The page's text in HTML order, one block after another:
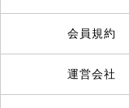
会員規約
運営会社